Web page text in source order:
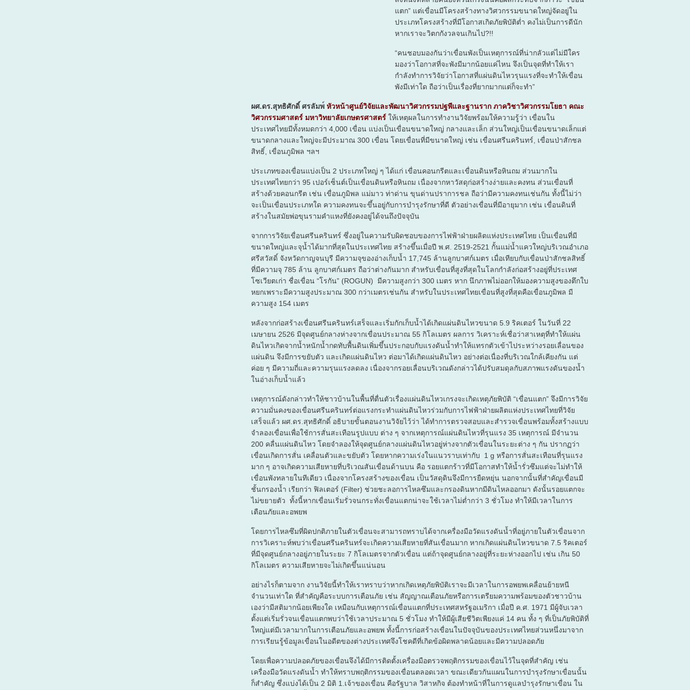
แตก” แต่เขื่อนมีโครงสร้างทางวิศวกรรมขนาดใหญ่จัดอยู่ใน
ประเภทโครงสร้างที่มีโอกาสเกิดภัยพิบัติต่ำ คงไม่เป็นการดีนัก
หากเราจะวิตกกังวลจนเกินไป?!!
“คนชอบมองกันว่าเขื่อนพังเป็นเหตุการณ์ที่น่ากลัวแต่ไม่มีใคร
มองว่าโอกาสที่จะพังมีมากน้อยแค่ไหน จึงเป็นจุดที่ทำให้เรา
กำลังทำการวิจัยว่าโอกาสที่แผ่นดินไหวรุนแรงที่จะทำให้เขื่อน
พังมีเท่าใด ถือว่าเป็นเรื่องที่ยากมากแต่ก็จะทำ”
ผศ.ดร.สุทธิศักดิ์ ศรลัมพ หัวหน้าศูนย์วิจัยและพัฒนาวิศวกรรมปฐพีและฐานราก ภาควิชาวิศวกรรมโยธา คณะ
วิศวกรรมศาสตร์ มหาวิทยาลัยเกษตรศาสตร์ ให้เหตุผลในการทำงานวิจัยพร้อมให้ความรู้ว่า เขื่อนใน
ประเทศไทยมีทั้งหมดกว่า 4,000 เขื่อน แบ่งเป็นเขื่อนขนาดใหญ่ กลางและเล็ก ส่วนใหญ่เป็นเขื่อนขนาดเล็กแต่
ขนาดกลางและใหญ่จะมีประมาณ 300 เขื่อน โดยเขื่อนที่มีขนาดใหญ่ เช่น เขื่อนศรีนครินทร์, เขื่อนป่าสักชล
สิทธิ์, เขื่อนภูมิพล ฯลฯ
ประเภทของเขื่อนแบ่งเป็น 2 ประเภทใหญ่ ๆ ได้แก่ เขื่อนคอนกรีตและเขื่อนดินหรือหินถม ส่วนมากใน
ประเทศไทยกว่า 95 เปอร์เซ็นต์เป็นเขื่อนดินหรือหินถม เนื่องจากหาวัสดุก่อสร้างง่ายและคงทน ส่วนเขื่อนที่
สร้างด้วยคอนกรีต เช่น เขื่อนภูมิพล แม่มาว ท่าด่าน ขุนด่านปราการชล ถือว่ามีความคงทนเช่นกัน ทั้งนี้ไม่ว่า
จะเป็นเขื่อนประเภทใด ความคงทนจะขึ้นอยู่กับการบำรุงรักษาที่ดี ตัวอย่างเขื่อนที่มีอายุมาก เช่น เขื่อนดินที่
สร้างในสมัยพ่อขุนรามคำแหงที่ยังคงอยู่ได้จนถึงปัจจุบัน
จากการวิจัยเขื่อนศรีนครินทร์ ซึ่งอยู่ในความรับผิดชอบของการไฟฟ้าฝ่ายผลิตแห่งประเทศไทย เป็นเขื่อนที่มี
ขนาดใหญ่และจุน้ำได้มากที่สุดในประเทศไทย สร้างขึ้นเมื่อปี พ.ศ. 2519-2521 กั้นแม่น้ำแควใหญ่บริเวณอำเภอ
ศรีสวัสดิ์ จังหวัดกาญจนบุรี มีความจุของอ่างเก็บน้ำ 17,745 ล้านลูกบาศก์เมตร เมื่อเทียบกับเขื่อนป่าสักชลสิทธิ์
ที่มีความจุ 785 ล้าน ลูกบาศก์เมตร ถือว่าต่างกันมาก สำหรับเขื่อนที่สูงที่สุดในโลกกำลังก่อสร้างอยู่ที่ประเทศ
โซเวียตเก่า ชื่อเขื่อน “โรกัน” (ROGUN) มีความสูงกว่า 300 เมตร หาก นึกภาพไม่ออกให้มองความสูงของตึกใบ
หยกเพราะมีความสูงประมาณ 300 กว่าเมตรเช่นกัน สำหรับในประเทศไทยเขื่อนที่สูงที่สุดคือเขื่อนภูมิพล มี
ความสูง 154 เมตร
หลังจากก่อสร้างเขื่อนศรีนครินทร์เสร็จและเริ่มกักเก็บน้ำได้เกิดแผ่นดินไหวขนาด 5.9 ริคเตอร์ ในวันที่ 22
เมษายน 2526 มีจุดศูนย์กลางห่างจากเขื่อนประมาณ 55 กิโลเมตร ผลการ วิเคราะห์เชื่อว่าสาเหตุที่ทำให้แผ่น
ดินไหวเกิดจากน้ำหนักน้ำกดทับพื้นดินเพิ่มขึ้นประกอบกับแรงดันน้ำทำให้แทรกตัวเข้าไประหว่างรอยเลื่อนของ
แผ่นดิน จึงมีการขยับตัว และเกิดแผ่นดินไหว ต่อมาได้เกิดแผ่นดินไหว อย่างต่อเนื่องที่บริเวณใกล้เคียงกัน แต่
ค่อย ๆ มีความถี่และความรุนแรงลดลง เนื่องจากรอยเลื่อนบริเวณดังกล่าวได้ปรับสมดุลกับสภาพแรงดันของน้ำ
ในอ่างเก็บน้ำแล้ว
เหตุการณ์ดังกล่าวทำให้ชาวบ้านในพื้นที่ตื่นตัวเรื่องแผ่นดินไหวเกรงจะเกิดเหตุภัยพิบัติ “เขื่อนแตก” จึงมีการวิจัย
ความมั่นคงของเขื่อนศรีนครินทร์ต่อแรงกระทำแผ่นดินไหวร่วมกับการไฟฟ้าฝ่ายผลิตแห่งประเทศไทยที่วิจัย
เสร็จแล้ว ผศ.ดร.สุทธิศักดิ์ อธิบายขั้นตอนงานวิจัยไว้ว่า ได้ทำการตรวจสอบและสำรวจเขื่อนพร้อมทั้งสร้างแบบ
จำลองเขื่อนเพื่อใช้การสั่นสะเทือนรูปแบบ ต่าง ๆ จากเหตุการณ์แผ่นดินไหวที่รุนแรง 35 เหตุการณ์ มีจำนวน
200 คลื่นแผ่นดินไหว โดยจำลองให้จุดศูนย์กลางแผ่นดินไหวอยู่ห่างจากตัวเขื่อนในระยะต่าง ๆ กัน ปรากฏว่า
เขื่อนเกิดการสั่น เคลื่อนตัวและขยับตัว โดยหากความเร่งในแนวราบเท่ากับ 1 g หรือการสั่นสะเทือนที่รุนแรง
มาก ๆ อาจเกิดความเสียหายที่บริเวณสันเขื่อนด้านบน คือ รอยแตกร้าวที่มีโอกาสทำให้น้ำรั่วซึมแต่จะไม่ทำให้
เขื่อนพังทลายในทีเดียว เนื่องจากโครงสร้างของเขื่อน เป็นวัสดุดินจึงมีการยืดหยุ่น นอกจากนั้นที่สำคัญเขื่อนมี
ชั้นกรองน้ำ เรียกว่า ฟิลเตอร์ (Filter) ช่วยชะลอการไหลซึมและกรองดินหากมีดินไหลออกมา ดังนั้นรอยแตกจะ
ไม่ขยายตัว ทั้งนี้หากเขื่อนเริ่มรั่วจนกระทั่งเขื่อนแตกน่าจะใช้เวลาไม่ต่ำกว่า 3 ชั่วโมง ทำให้มีเวลาในการ
เตือนภัยและอพยพ
โดยการไหลซึมที่ผิดปกติภายในตัวเขื่อนจะสามารถทราบได้จากเครื่องมือวัดแรงดันน้ำที่อยู่ภายในตัวเขื่อนจาก
การวิเคราะห์พบว่าเขื่อนศรีนครินทร์จะเกิดความเสียหายที่สันเขื่อนมาก หากเกิดแผ่นดินไหวขนาด 7.5 ริคเตอร์
ที่มีจุดศูนย์กลางอยู่ภายในระยะ 7 กิโลเมตรจากตัวเขื่อน แต่ถ้าจุดศูนย์กลางอยู่ที่ระยะห่างออกไป เช่น เกิน 50
กิโลเมตร ความเสียหายจะไม่เกิดขึ้นแน่นอน
อย่างไรก็ตามจาก งานวิจัยนี้ทำให้เราทราบว่าหากเกิดเหตุภัยพิบัติเราจะมีเวลาในการอพยพเคลื่อนย้ายหนี
จำนวนเท่าใด ที่สำคัญคือระบบการเตือนภัย เช่น สัญญาณเตือนภัยหรือการเตรียมความพร้อมของตัวชาวบ้าน
เองว่ามีสติมากน้อยเพียงใด เหมือนกับเหตุการณ์เขื่อนแตกที่ประเทศสหรัฐอเมริกา เมื่อปี ค.ศ. 1971 มีผู้จับเวลา
ตั้งแต่เริ่มรั่วจนเขื่อนแตกพบว่าใช้เวลาประมาณ 5 ชั่วโมง ทำให้มีผู้เสียชีวิตเพียงแค่ 14 คน ทั้ง ๆ ที่เป็นภัยพิบัติที่
ใหญ่แต่มีเวลามากในการเตือนภัยและอพยพ ทั้งนี้การก่อสร้างเขื่อนในปัจจุบันของประเทศไทยส่วนหนึ่งมาจาก
การเรียนรู้ข้อมูลเขื่อนในอดีตของต่างประเทศจึงโชคดีที่เกิดข้อผิดพลาดน้อยและมีความปลอดภัย
โดยเพื่อความปลอดภัยของเขื่อนจึงได้มีการติดตั้งเครื่องมือตรวจพฤติกรรมของเขื่อนไว้ในจุดที่สำคัญ เช่น
เครื่องมือวัดแรงดันน้ำ ทำให้ทราบพฤติกรรมของเขื่อนตลอดเวลา ขณะเดียวกันแผนในการบำรุงรักษาเขื่อนนั้น
ก็สำคัญ ซึ่งแบ่งได้เป็น 2 มิติ 1.เจ้าของเขื่อน คือรัฐบาล วิสาหกิจ ต้องทำหน้าที่ในการดูแลบำรุงรักษาเขื่อน ใน